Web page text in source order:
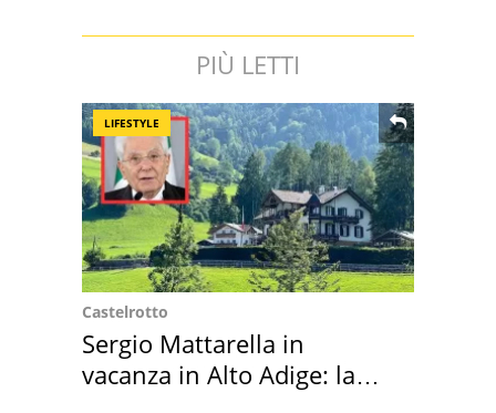
PIÙ LETTI
LIFESTYLE
Castelrotto
Sergio Mattarella in
vacanza in Alto Adige: la